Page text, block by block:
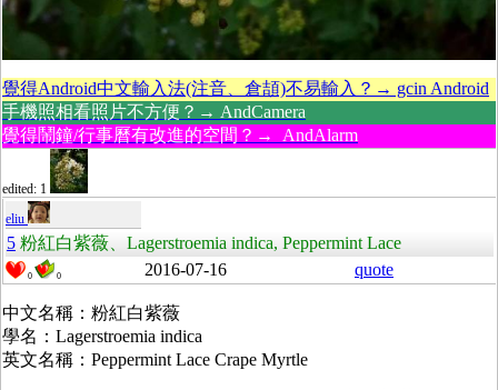
覺得Android中文輸入法(注音、倉頡)不易輸入？→ gcin Android
手機照相看照片不方便？→ AndCamera
覺得鬧鐘/行事曆有改進的空間？→ AndAlarm
edited: 1
eliu
5 粉紅白紫薇、Lagerstroemia indica, Peppermint Lace
0 0 2016-07-16 quote
中文名稱：粉紅白紫薇
學名：Lagerstroemia indica
英文名稱：Peppermint Lace Crape Myrtle